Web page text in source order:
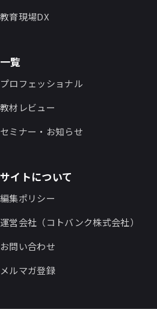
教育現場DX
一覧
プロフェッショナル
教材レビュー
セミナー・お知らせ
サイトについて
編集ポリシー
運営会社（コトバンク株式会社）
お問い合わせ
メルマガ登録